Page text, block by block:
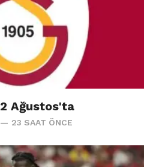
Ağustos'ta
23 SAAT ÖNCE